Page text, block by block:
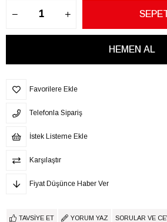
Favorilere Ekle
Telefonla Sipariş
İstek Listeme Ekle
Karşılaştır
Fiyat Düşünce Haber Ver
TAVSIYE ET YORUM YAZ SORULAR VE